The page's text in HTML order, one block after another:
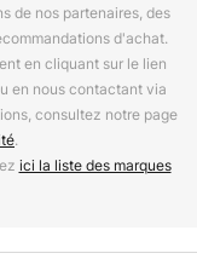
de nos partenaires, des
d'achat.
en cliquant sur le lien
en nous contactant via
consultez notre page
.
ici la liste des marques